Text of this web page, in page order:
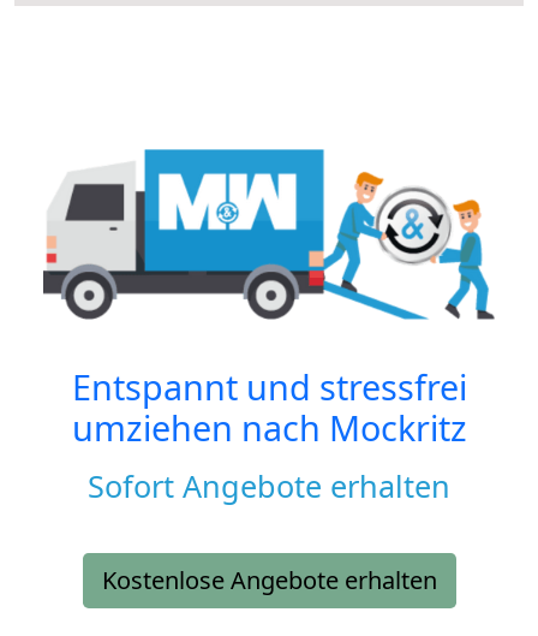
Entspannt und stressfrei
umziehen nach Mockritz
Sofort Angebote erhalten
Kostenlose Angebote erhalten